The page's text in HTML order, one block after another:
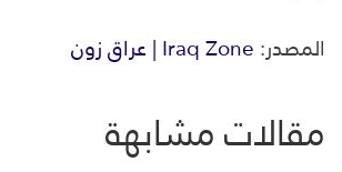
المصدر:Iraq Zone | عراق زون
مقالات مشابهة